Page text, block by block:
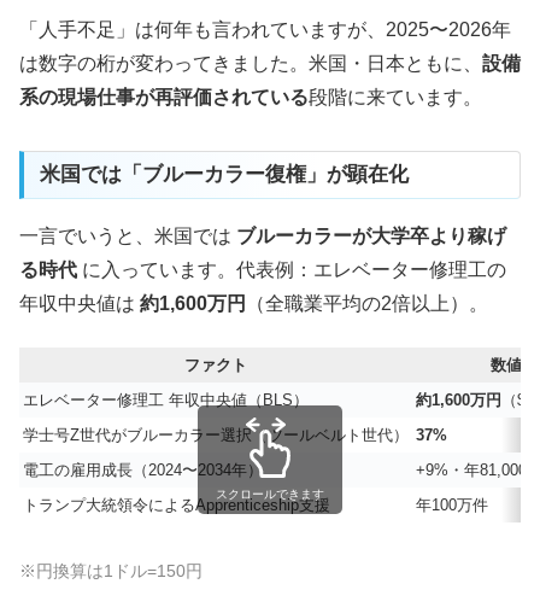
「人手不足」は何年も言われていますが、2025〜2026年
は数字の桁が変わってきました。米国・日本ともに、 設備
系の現場仕事が再評価されている段階に来ています。
米国では「ブルーカラー復権」が顕在化
一言でいうと、米国では ブルーカラーが大学卒より稼げ
る時代 に入っています。代表例：エレベーター修理工の
年収中央値は 約1,600万円 （全職業平均の2倍以上）。
ファクト
数値
エレベーター修理工 年収中央値（BLS）
約1,600万円
（
学士号Z世代がブルーカラー選択（ツールベルト世代）
37%
電工の雇用成長（2024〜2034年）
+9%・年81,000
トランプ大統領令によるApprenticeship支援
年100万件
スクロールできます
※円換算は1ドル=150円